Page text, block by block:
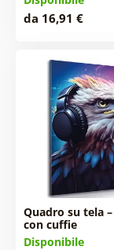
da 16,91 €
Quadro su tela
con cuffie
Disponibile